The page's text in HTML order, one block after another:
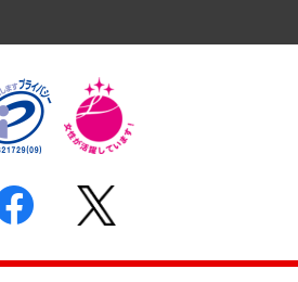
請求の手続きについて